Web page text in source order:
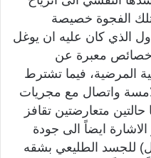
الفجوة خصيصة
الذي كان عليه ان يوغل
خصائص معبرة عن
المرضية، فيما تشترط
واتصال مع مجريات
متعارضتين تقافز
الاشارة ايضاً الى جودة
للجسد الطليعي بشقه